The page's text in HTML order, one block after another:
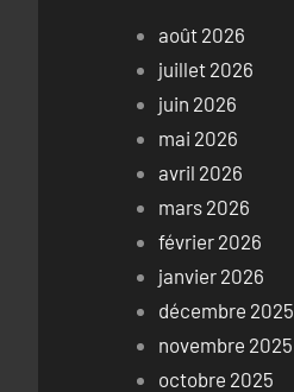
août 2026
juillet 2026
juin 2026
mai 2026
avril 2026
mars 2026
février 2026
janvier 2026
décembre 2025
novembre 2025
octobre 2025